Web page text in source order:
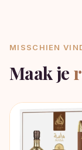
MISSCHIEN
Maak je